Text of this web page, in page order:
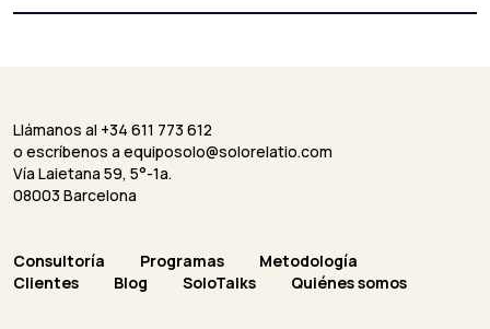
Llámanos al +34 611 773 612
o escríbenos a equiposolo@solorelatio.com
Vía Laietana 59, 5°-1a.
08003 Barcelona
Consultoría Programas
Metodología
Clientes
Blog SoloTalks Quiénes somos